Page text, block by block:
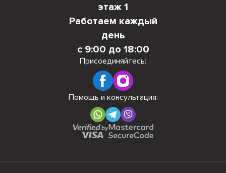
этаж 1
Работаем каждый
день
с 9:00 до 18:00
Присоединяйтесь:
Помощь и консультация: